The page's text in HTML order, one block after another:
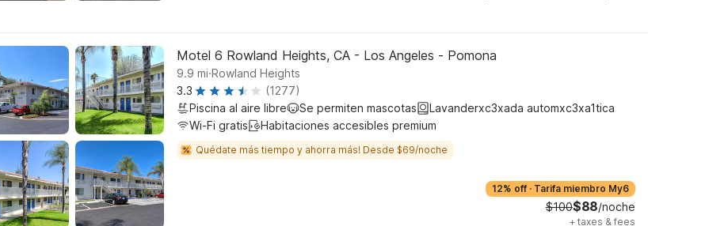
Motel 6 Rowland Heights, CA - Los Angeles - Pomona
9.9 mi.Rowland Heights
3.3
(1277)
Piscina al aire libre
Se permiten mascotas
Lavanderxc3xada automxc3xa1tica
Wi-Fi gratis
Habitaciones accesibles premium
Quédate más tiempo y ahorra más! Desde $69/noche
12% off · Tarifa miembro My6
$100$88/noche
+ taxes & fees